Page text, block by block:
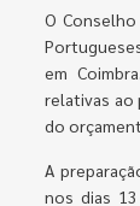
O
em
relativas ao
do
A
nos dias